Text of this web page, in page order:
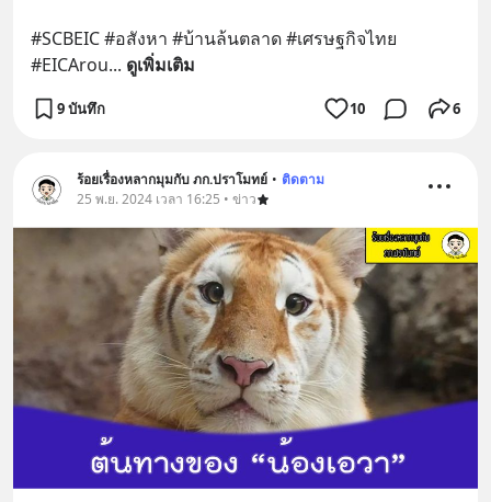
#SCBEIC #อสังหา #บ้านล้นตลาด #เศรษฐกิจไทย
#EICArou... ดูเพิ่มเติม
9 บันทึก 10 6
ร้อยเรื่องหลากมุมกับ ภก.ปราโมทย์ • ติดตาม
25 พ.ย. 2024 เวลา 16:25 • ข่าว